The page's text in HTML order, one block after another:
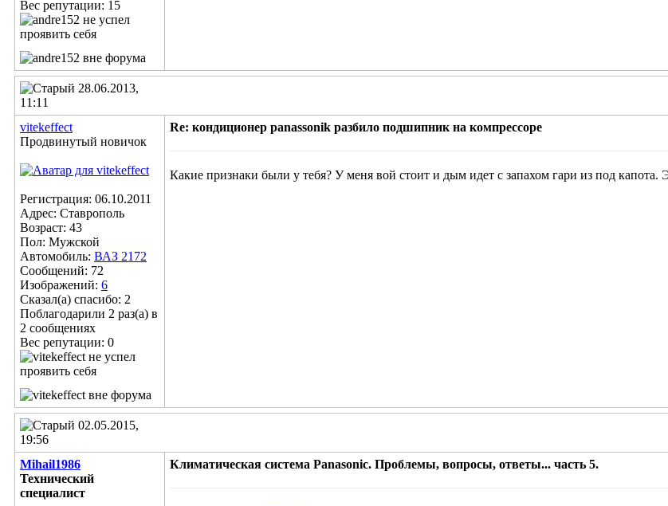
Вес репутации: 15
28.06.2013,
11:11
vitekeffect
Продвинутый новичок
Регистрация: 06.10.2011
Адрес: Ставрополь
Возраст: 43
Пол: Мужской
Автомобиль: ВАЗ 2172
Сообщений: 72
Изображений: 6
Сказал(а) спасибо: 2
Поблагодарили 2 раз(а) в
2 сообщениях
Вес репутации: 0
Re: кондиционер panassonik разбило подшипник на компрессоре
Какие признаки были у тебя? У меня вой стоит и дым идет с запахом гари из под
02.05.2015,
19:56
Mihail1986
Технический
специалист
Климатическая система Panasonic. Проблемы, вопросы, ответы... часть 5.